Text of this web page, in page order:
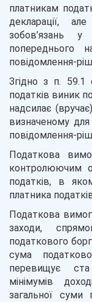
платникам
декларації,
зобов’язань
попереднього
повідомлення-
Згідно з п.
податків виник
надсилає
визначеному
повідомлення-
Податкова
контролюючим
податків, в
платника
Податкова
заходи,
податкового
сума
перевищує ста
мінімумів
загальної суми